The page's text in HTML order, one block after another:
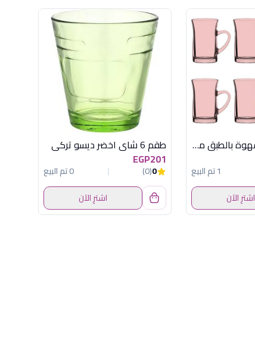
طقم 6 فنجان قهوة بالطبق ميلا بينك
1 تم البيع
اشترِ الآن
طقم 6 شاى اخضر ديسو تركى
EGP201
0
(0)
0 تم البيع
اشترِ الآن